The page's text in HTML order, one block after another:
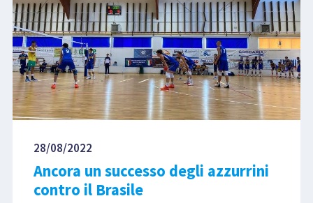
28/08/2022
Ancora un successo degli azzurrini
contro il Brasile